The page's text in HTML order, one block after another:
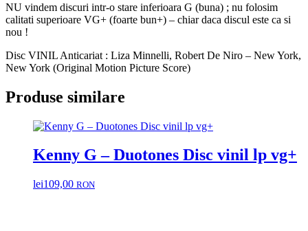
NU vindem discuri intr-o stare inferioara G (buna) ; nu folosim
calitati superioare VG+ (foarte bun+) – chiar daca discul este ca si
nou !
Disc VINIL Anticariat : Liza Minnelli, Robert De Niro – New York,
New York (Original Motion Picture Score)
Produse similare
Kenny G – Duotones Disc vinil lp vg+
lei109,00 RON